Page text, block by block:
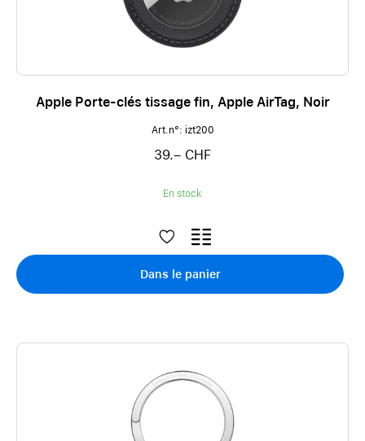
Apple Porte-clés tissage fin, Apple AirTag, Noir
Art.n°: izt200
39.– CHF
En stock
Dans le panier